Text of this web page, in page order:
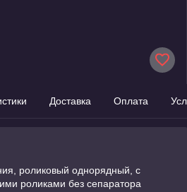
Доставка Оплата
роликовый однорядный, с
роликами без сепаратора